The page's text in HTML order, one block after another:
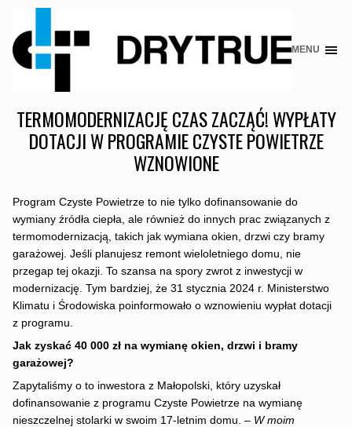
Skip
MENU
TERMOMODERNIZACJĘ CZAS ZACZĄĆ! WYPŁATY
DOTACJI W PROGRAMIE CZYSTE POWIETRZE
WZNOWIONE
Program Czyste Powietrze to nie tylko dofinansowanie do
wymiany źródła ciepła, ale również do innych prac związanych z
termomodernizacją, takich jak wymiana okien, drzwi czy bramy
garażowej. Jeśli planujesz remont wieloletniego domu, nie
przegap tej okazji. To szansa na spory zwrot z inwestycji w
modernizację. Tym bardziej, że 31 stycznia 2024 r. Ministerstwo
Klimatu i Środowiska poinformowało o wznowieniu wypłat dotacji
z programu.
Jak zyskać 40 000 zł na wymianę okien, drzwi i bramy
garażowej?
Zapytaliśmy o to inwestora z Małopolski, który uzyskał
dofinansowanie z programu Czyste Powietrze na wymianę
nieszczelnej stolarki w swoim 17-letnim domu. – W moim